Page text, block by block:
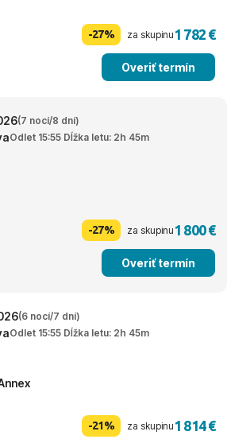
-27% za skupinu1 782 €
Overiť termín
(7 nocí/8 dní)
Odlet 15:55 Dĺžka letu: 2h 45m
-27% za skupinu1 800 €
Overiť termín
(6 nocí/7 dní)
Odlet 15:55 Dĺžka letu: 2h 45m
-21% za skupinu1 814 €